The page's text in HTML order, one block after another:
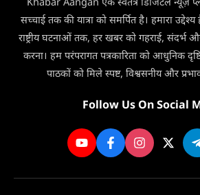
मौत
सप्ताह
में
सिर्फ
3
दिन
सेवा
Khabar Aangan एक स्वतंत्र डिजिटल न्यूज़
सच्चाई तक की यात्रा को समर्पित है। हमारा
राष्ट्रीय घटनाओं तक, हर खबर को गहराई, संदर्भ
करना। हम परंपरागत पत्रकारिता को आधुनिक
पाठकों को मिले स्पष्ट, विश्वसनीय और
Follow Us On Social